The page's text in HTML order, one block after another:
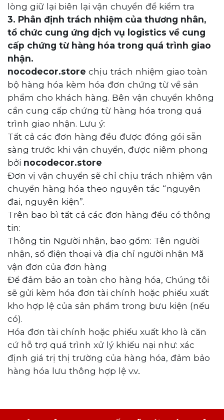
lòng giữ lại biên lại vận chuyển để kiểm tra
3. Phân định trách nhiệm của thương nhân,
tổ chức cung ứng dịch vụ logistics về cung
cấp chứng từ hàng hóa trong quá trình giao
nhận.
nocodecor.store chịu trách nhiệm giao toàn
bộ hàng hóa kèm hóa đơn chứng từ về sản
phẩm cho khách hàng. Bên vận chuyển không
cần cung cấp chứng từ hàng hóa trong quá
trình giao nhận. Lưu ý:
Tất cả các đơn hàng đều được đóng gói sẵn
sàng trước khi vận chuyển, được niêm phong
bởi nocodecor.store
Đơn vị vận chuyển sẽ chỉ chịu trách nhiệm vận
chuyển hàng hóa theo nguyên tắc “nguyên
đai, nguyên kiện”.
Trên bao bì tất cả các đơn hàng đều có thông
tin:
Thông tin Người nhận, bao gồm: Tên người
nhận, số điện thoại và địa chỉ người nhận Mã
vận đơn của đơn hàng
Để đảm bảo an toàn cho hàng hóa, Chúng tôi
sẽ gửi kèm hóa đơn tài chính hoặc phiếu xuất
kho hợp lệ của sản phẩm trong bưu kiện (nếu
có).
Hóa đơn tài chính hoặc phiếu xuất kho là căn
cứ hỗ trợ quá trình xử lý khiếu nại như: xác
định giá trị thị trường của hàng hóa, đảm bảo
hàng hóa lưu thông hợp lệ v.v..